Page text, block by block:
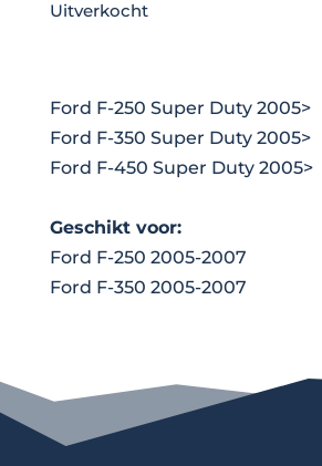
Uitverkocht
Ford F-250 Super Duty 2005>
Ford F-350 Super Duty 2005>
Ford F-450 Super Duty 2005>
Geschikt voor:
Ford F-250 2005-2007
Ford F-350 2005-2007